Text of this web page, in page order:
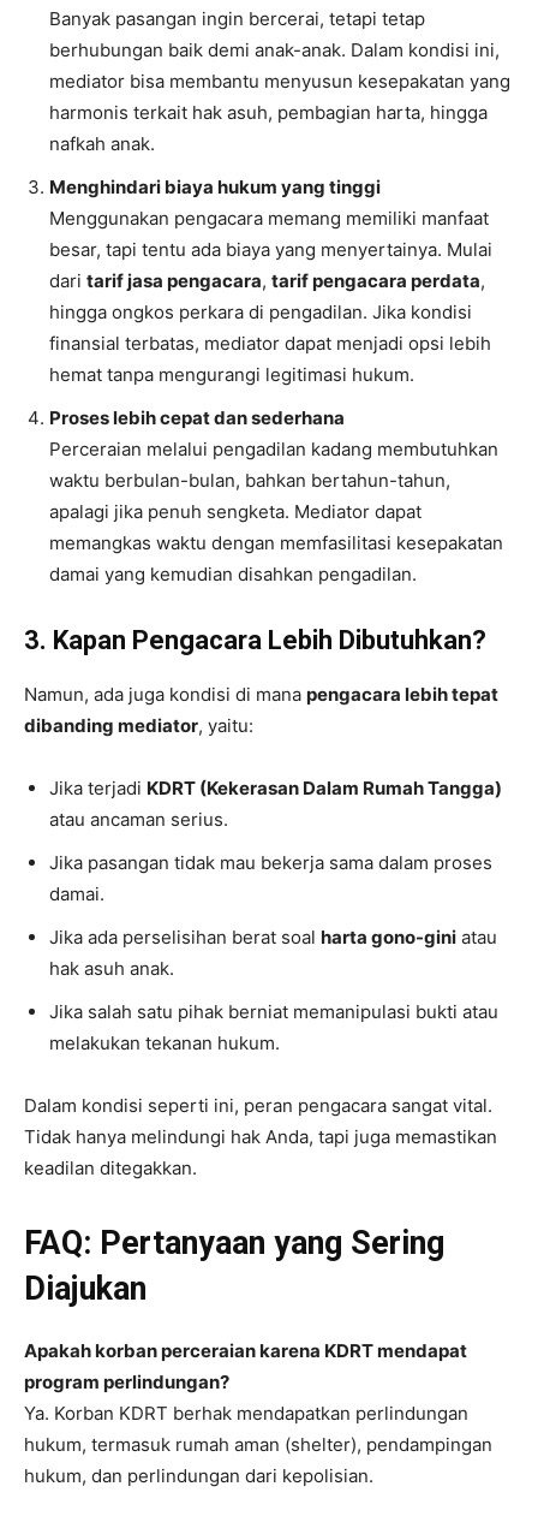
Banyak pasangan ingin bercerai, tetapi tetap
berhubungan baik demi anak-anak. Dalam kondisi ini,
mediator bisa membantu menyusun kesepakatan yang
harmonis terkait hak asuh, pembagian harta, hingga
nafkah anak.
Menghindari biaya hukum yang tinggi
Menggunakan pengacara memang memiliki manfaat
besar, tapi tentu ada biaya yang menyertainya. Mulai
dari tarif jasa pengacara, tarif pengacara perdata,
hingga ongkos perkara di pengadilan. Jika kondisi
finansial terbatas, mediator dapat menjadi opsi lebih
hemat tanpa mengurangi legitimasi hukum.
Proses lebih cepat dan sederhana
Perceraian melalui pengadilan kadang membutuhkan
waktu berbulan-bulan, bahkan bertahun-tahun,
apalagi jika penuh sengketa. Mediator dapat
memangkas waktu dengan memfasilitasi kesepakatan
damai yang kemudian disahkan pengadilan.
3. Kapan Pengacara Lebih Dibutuhkan?
Namun, ada juga kondisi di mana pengacara lebih tepat
dibanding mediator, yaitu:
Jika terjadi KDRT (Kekerasan Dalam Rumah Tangga)
atau ancaman serius.
Jika pasangan tidak mau bekerja sama dalam proses
damai.
Jika ada perselisihan berat soal harta gono-gini atau
hak asuh anak.
Jika salah satu pihak berniat memanipulasi bukti atau
melakukan tekanan hukum.
Dalam kondisi seperti ini, peran pengacara sangat vital.
Tidak hanya melindungi hak Anda, tapi juga memastikan
keadilan ditegakkan.
FAQ: Pertanyaan yang Sering
Diajukan
Apakah korban perceraian karena KDRT mendapat
program perlindungan?
Ya. Korban KDRT berhak mendapatkan perlindungan
hukum, termasuk rumah aman (shelter), pendampingan
hukum, dan perlindungan dari kepolisian.